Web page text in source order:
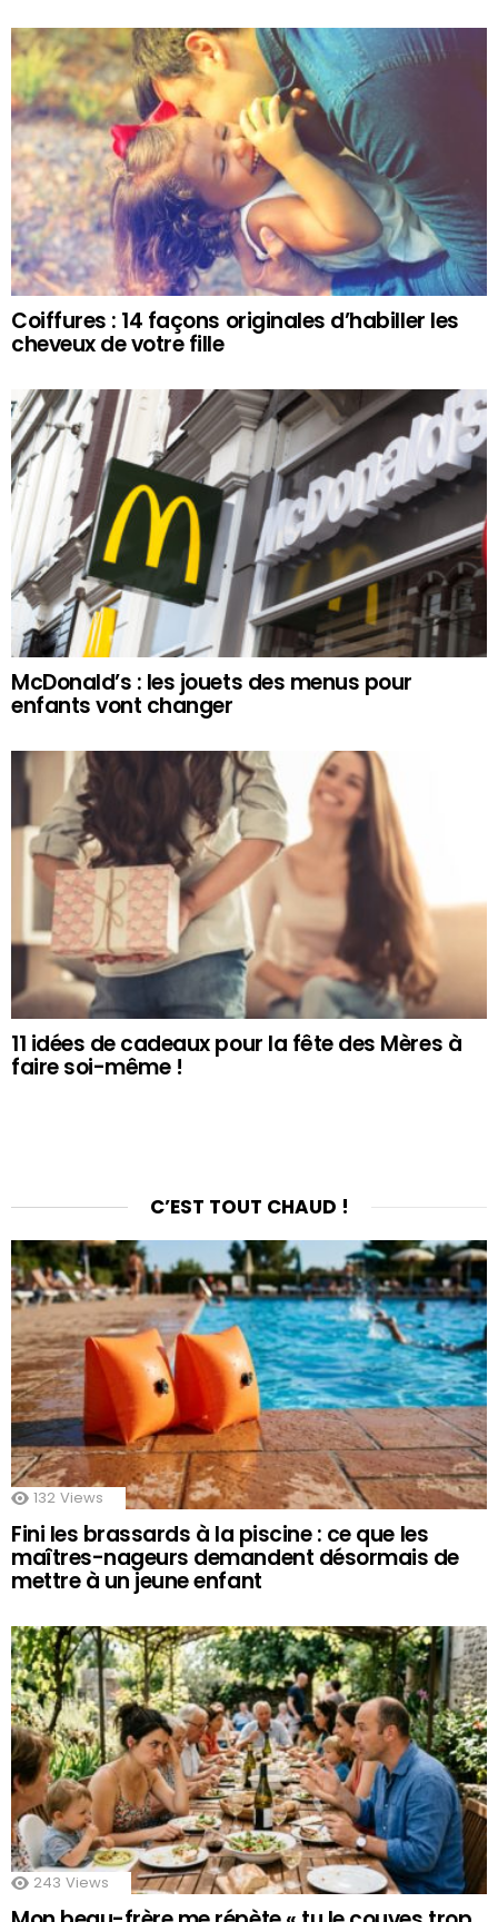
Coiffures : 14 façons originales d’habiller les
cheveux de votre fille
McDonald’s : les jouets des menus pour
enfants vont changer
11 idées de cadeaux pour la fête des Mères à
faire soi-même !
C’EST TOUT CHAUD !
132 Views
Fini les brassards à la piscine : ce que les
maîtres-nageurs demandent désormais de
mettre à un jeune enfant
243 Views